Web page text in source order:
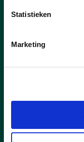
Statistieken
Marketing